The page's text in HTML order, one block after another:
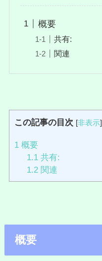
概要
共有:
関連
この記事の目次 [非表示]
1概要
1.1 共有:
1.2 関連
概要